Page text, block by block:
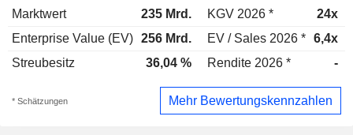
Marktwert 235 Mrd. KGV 2026 *
24x
Enterprise Value (EV) 256 Mrd. EV / Sales 2026 * 6,4x
Streubesitz
36,04 % Rendite 2026 * -
* Schätzungen Mehr Bewertungskennzahlen